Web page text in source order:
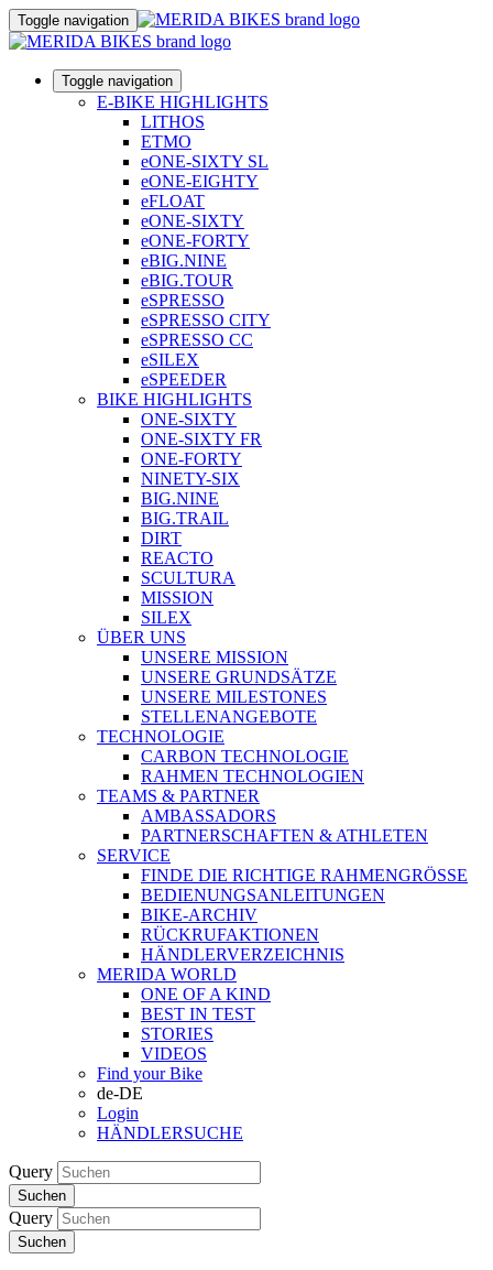
Toggle navigation
Toggle navigation
E-BIKE HIGHLIGHTS
LITHOS
ETMO
eONE-SIXTY SL
eONE-EIGHTY
eFLOAT
eONE-SIXTY
eONE-FORTY
eBIG.NINE
eBIG.TOUR
eSPRESSO
eSPRESSO CITY
eSPRESSO CC
eSILEX
eSPEEDER
BIKE HIGHLIGHTS
ONE-SIXTY
ONE-SIXTY FR
ONE-FORTY
NINETY-SIX
BIG.NINE
BIG.TRAIL
DIRT
REACTO
SCULTURA
MISSION
SILEX
ÜBER UNS
UNSERE MISSION
UNSERE GRUNDSÄTZE
UNSERE MILESTONES
STELLENANGEBOTE
TECHNOLOGIE
CARBON TECHNOLOGIE
RAHMEN TECHNOLOGIEN
TEAMS & PARTNER
AMBASSADORS
PARTNERSCHAFTEN & ATHLETEN
SERVICE
FINDE DIE RICHTIGE RAHMENGRÖSSE
BEDIENUNGSANLEITUNGEN
BIKE-ARCHIV
RÜCKRUFAKTIONEN
HÄNDLERVERZEICHNIS
MERIDA WORLD
ONE OF A KIND
BEST IN TEST
STORIES
VIDEOS
Find your Bike
de-DE
Login
HÄNDLERSUCHE
Query
Suchen
Query
Suchen